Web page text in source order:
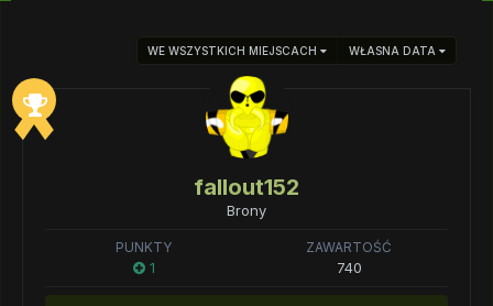
WE WSZYSTKICH MIEJSCACH WŁASNA DATA
fallout152
Brony
PUNKTY
1
ZAWARTOŚĆ
740